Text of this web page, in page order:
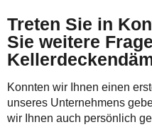
Treten Sie in
Sie weitere
Konnten wir Ihnen einen
unseres Unternehmens
wir Ihnen auch persönlich